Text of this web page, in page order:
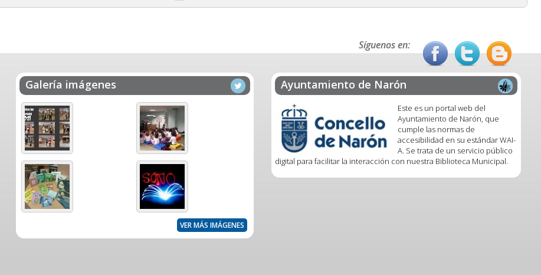
Síguenos en:
Galería imágenes
VER MÁS IMÁGENES
Ayuntamiento de Narón
Este es un portal web del
Ayuntamiento de Narón, que
cumple las normas de
accesibilidad en su estándar WAI-
A. Se trata de un servicio público
digital para facilitar la interacción con nuestra Biblioteca Municipal.